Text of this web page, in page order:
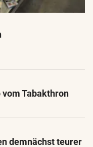
Tabakthron
demnächst teurer